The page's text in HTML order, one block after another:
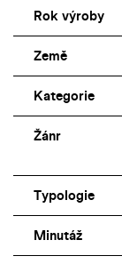
Rok výroby
Země
Kategorie
Žánr
Typologie
Minutáž